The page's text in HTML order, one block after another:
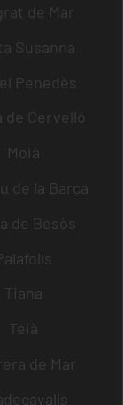
de Mar
Susanna
Penedès
de Cervelló
Moià
de la Barca
de Besòs
Tiana
Teià
de Mar